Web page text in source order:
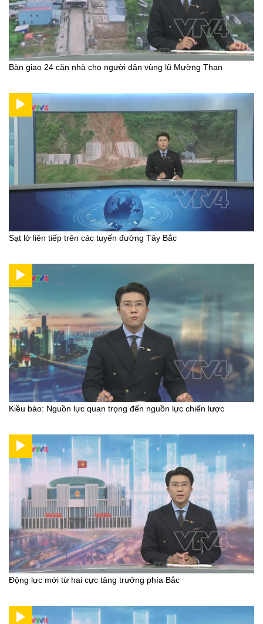
Bàn giao 24 căn nhà cho người dân vùng lũ Mường Than
Sạt lở liên tiếp trên các tuyến đường Tây Bắc
Kiều bào: Nguồn lực quan trọng đến nguồn lực chiến lược
Động lực mới từ hai cực tăng trưởng phía Bắc